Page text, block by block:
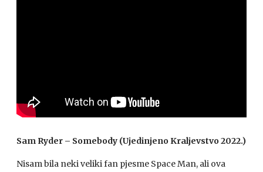
Sam Ryder – Somebody (Ujedinjeno Kraljevstvo 2022.)
Nisam bila neki veliki fan pjesme Space Man, ali ova